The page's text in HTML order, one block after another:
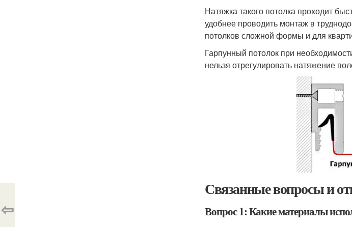
Натяжка такого потолка проходит
удобнее проводить монтаж в
потолков сложной формы и для
Гарпунный потолок при
нельзя отрегулировать натяжение
Связанные вопросы и
Вопрос 1: Какие материалы
⇦